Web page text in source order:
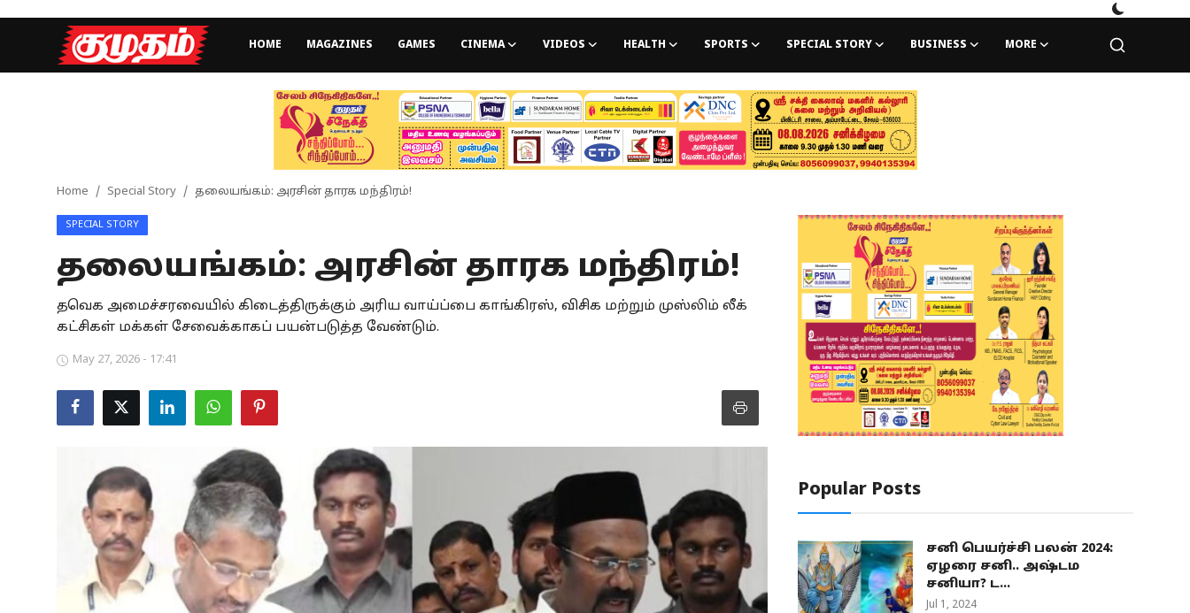
HOME MAGAZINES GAMES CINEMA VIDEOS HEALTH SPORTS SPECIAL STORY BUSINESS MORE
Games
Health
Business
Tamilnadu
Home Special Story தலையங்கம்: அரசின் தாரக மந்திரம்!
SPECIAL STORY
தலையங்கம்: அரசின் தாரக மந்திரம்!
தவெக அமைச்சரவையில் கிடைத்திருக்கும் அரிய வாய்ப்பை காங்கிரஸ், விசிக மற்றும் முஸ்லிம் லீக்
கட்சிகள் மக்கள் சேவைக்காகப் பயன்படுத்த வேண்டும்.
May 27, 2026 - 17:41
Popular Posts
சனி பெயர்ச்சி பலன் 2024:
ஏழரை சனி.. அஷ்டம
சனியா? ட...
Jul 1, 2024